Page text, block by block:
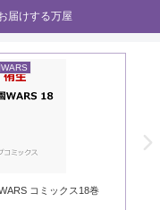
届けする万屋
コミックス18巻